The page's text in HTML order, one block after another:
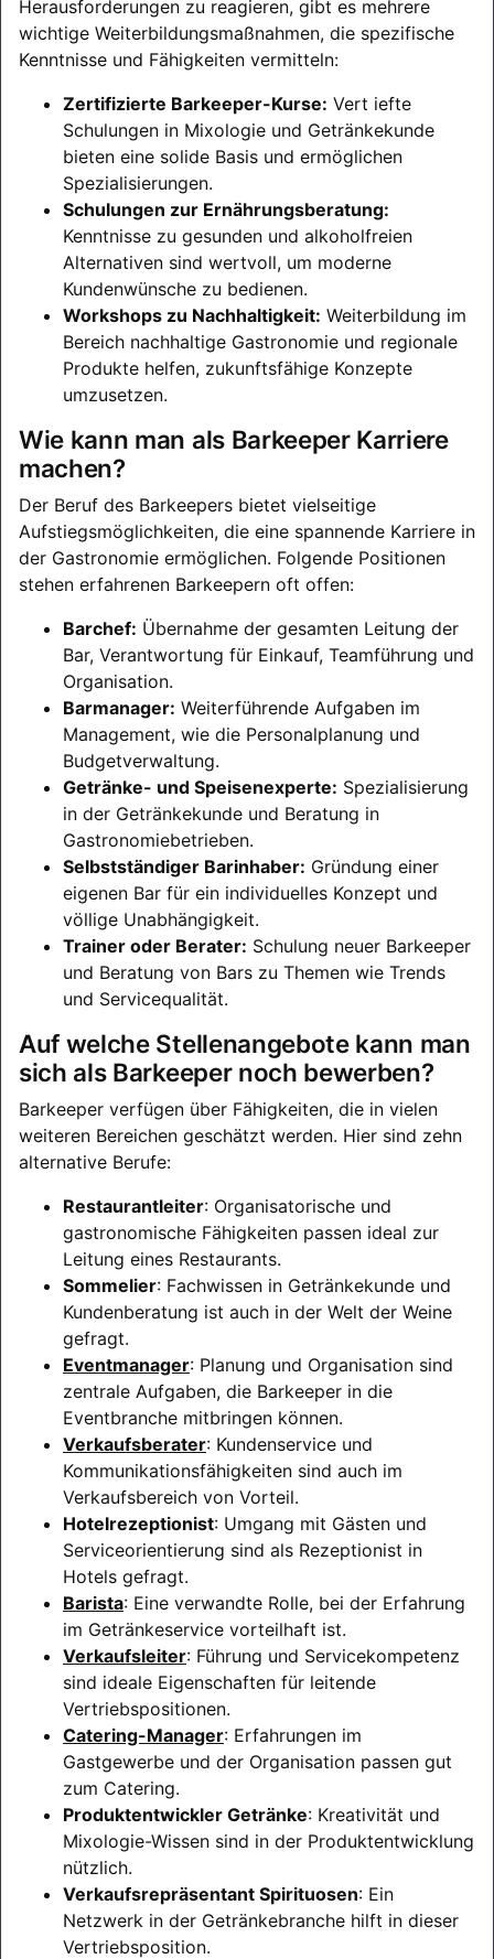
Herausforderungen zu reagieren, gibt es mehrere
wichtige Weiterbildungsmaßnahmen, die spezifische
Kenntnisse und Fähigkeiten vermitteln:
Zertifizierte Barkeeper-Kurse: Vert iefte
Schulungen in Mixologie und Getränkekunde
bieten eine solide Basis und ermöglichen
Spezialisierungen.
Schulungen zur Ernährungsberatung:
Kenntnisse zu gesunden und alkoholfreien
Alternativen sind wertvoll, um moderne
Kundenwünsche zu bedienen.
Workshops zu Nachhaltigkeit: Weiterbildung im
Bereich nachhaltige Gastronomie und regionale
Produkte helfen, zukunftsfähige Konzepte
umzusetzen.
Wie kann man als Barkeeper Karriere
machen?
Der Beruf des Barkeepers bietet vielseitige
Aufstiegsmöglichkeiten, die eine spannende Karriere in
der Gastronomie ermöglichen. Folgende Positionen
stehen erfahrenen Barkeepern oft offen:
Barchef: Übernahme der gesamten Leitung der
Bar, Verantwortung für Einkauf, Teamführung und
Organisation.
Barmanager: Weiterführende Aufgaben im
Management, wie die Personalplanung und
Budgetverwaltung.
Getränke- und Speisenexperte: Spezialisierung
in der Getränkekunde und Beratung in
Gastronomiebetrieben.
Selbstständiger Barinhaber: Gründung einer
eigenen Bar für ein individuelles Konzept und
völlige Unabhängigkeit.
Trainer oder Berater: Schulung neuer Barkeeper
und Beratung von Bars zu Themen wie Trends
und Servicequalität.
Auf welche Stellenangebote kann man
sich als Barkeeper noch bewerben?
Barkeeper verfügen über Fähigkeiten, die in vielen
weiteren Bereichen geschätzt werden. Hier sind zehn
alternative Berufe:
Restaurantleiter: Organisatorische und
gastronomische Fähigkeiten passen ideal zur
Leitung eines Restaurants.
Sommelier: Fachwissen in Getränkekunde und
Kundenberatung ist auch in der Welt der Weine
gefragt.
Eventmanager: Planung und Organisation sind
zentrale Aufgaben, die Barkeeper in die
Eventbranche mitbringen können.
Verkaufsberater: Kundenservice und
Kommunikationsfähigkeiten sind auch im
Verkaufsbereich von Vorteil.
Hotelrezeptionist: Umgang mit Gästen und
Serviceorientierung sind als Rezeptionist in
Hotels gefragt.
Barista: Eine verwandte Rolle, bei der Erfahrung
im Getränkeservice vorteilhaft ist.
Verkaufsleiter: Führung und Servicekompetenz
sind ideale Eigenschaften für leitende
Vertriebspositionen.
Catering-Manager: Erfahrungen im
Gastgewerbe und der Organisation passen gut
zum Catering.
Produktentwickler Getränke: Kreativität und
Mixologie-Wissen sind in der Produktentwicklung
nützlich.
Verkaufsrepräsentant Spirituosen: Ein
Netzwerk in der Getränkebranche hilft in dieser
Vertriebsposition.